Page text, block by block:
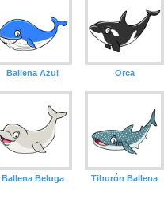
Ballena Azul Orca
Ballena Beluga Tiburón Ballena